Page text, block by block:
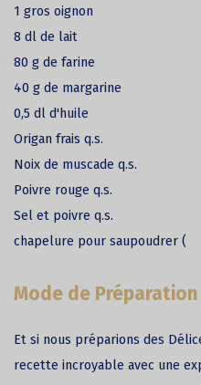
1 gros oignon
8 dl de lait
80 g de farine
40 g de margarine
0,5 dl d'huile
Origan frais q.s.
Noix de muscade q.s.
Poivre rouge q.s.
Sel et poivre q.s.
chapelure pour saupoudrer (
Mode de Préparation
Et si nous préparions des
recette incroyable avec une